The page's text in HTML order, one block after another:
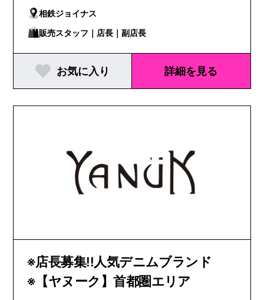
相鉄ジョイナス
販売スタッフ｜店長｜副店長
お気に入り 詳細を見る
※店長募集!!人気デニムブランド
※【ヤヌーク】首都圏エリア